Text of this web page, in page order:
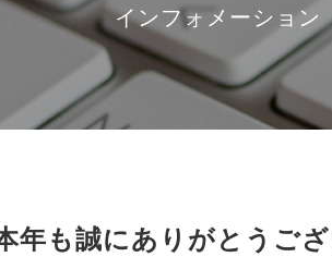
インフォメーション
年も誠にありがとうご